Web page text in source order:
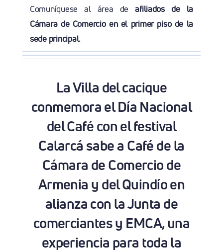
Comuníquese al área deafiliados de la
Cámara de Comercio en el primer piso de la
sede principal.
La Villa del cacique
conmemora el Día Nacional
del Café con el festival
Calarcá sabe a Café de la
Cámara de Comercio de
Armenia y del Quindío en
alianza con la Junta de
comerciantes y EMCA, una
experiencia para toda la